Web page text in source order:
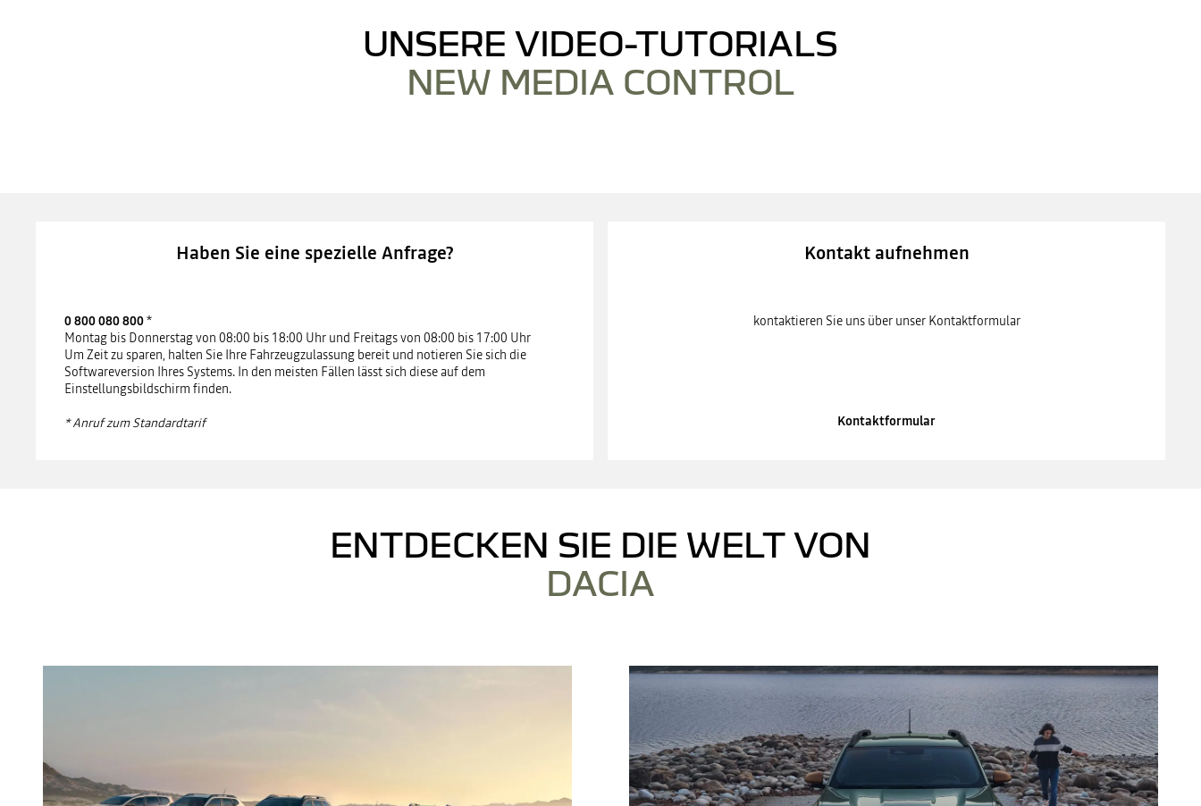
UNSERE VIDEO-TUTORIALS
NEW MEDIA CONTROL
Haben Sie eine spezielle Anfrage?
0 800 080 800*
Montag bis Donnerstag von 08:00 bis 18:00 Uhr und Freitags von 08:00 bis 17:00 Uhr
Um Zeit zu sparen, halten Sie Ihre Fahrzeugzulassung bereit und notieren Sie sich die
Softwareversion Ihres Systems. In den meisten Fällen lässt sich diese auf dem
Einstellungsbildschirm finden.
* Anruf zum Standardtarif
Kontakt aufnehmen
kontaktieren Sie uns über unser Kontaktformular
Kontaktformular
ENTDECKEN SIE DIE WELT VON
DACIA